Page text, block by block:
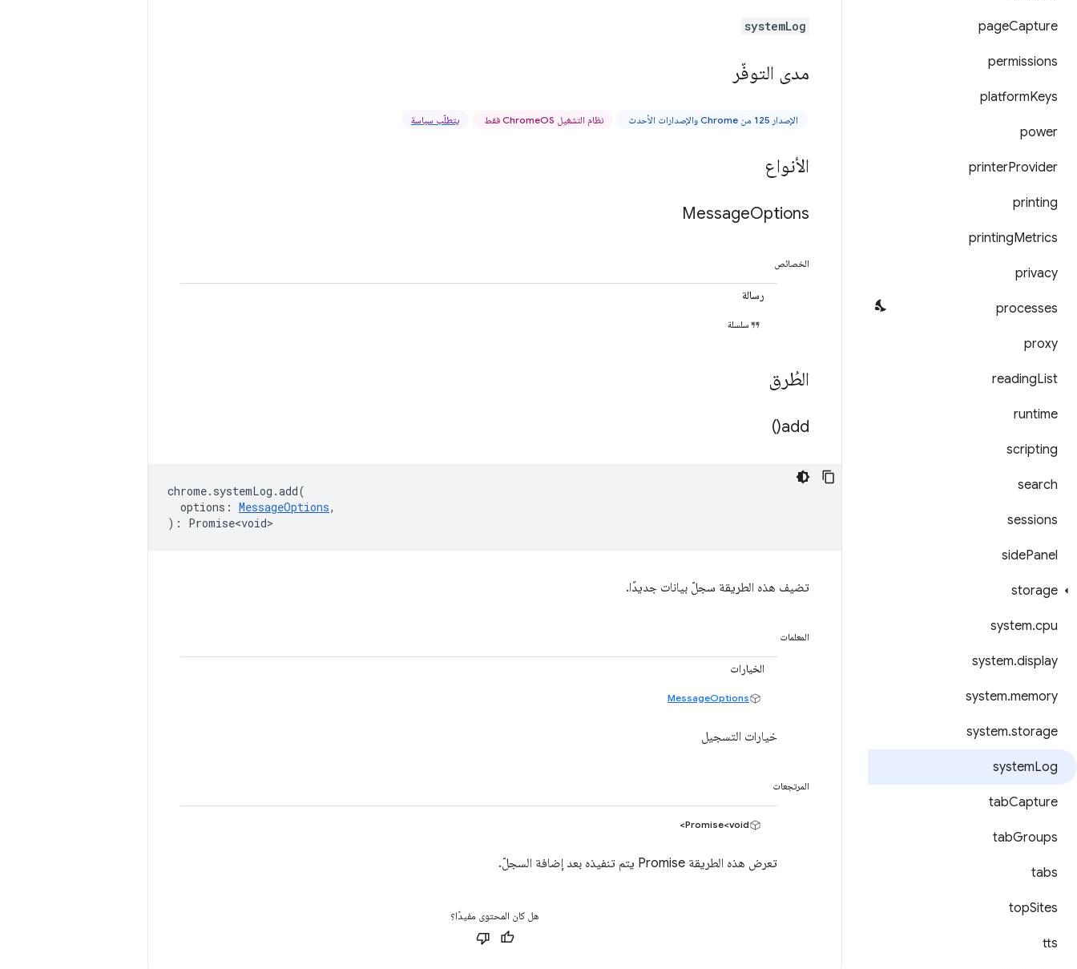
pageCapture
permissions
platformKeys
power
printerProvider
printing
printingMetrics
privacy
processes
proxy
readingList
runtime
scripting
search
sessions
sidePanel
storage
system.cpu
system.display
system.memory
system.storage
systemLog
tabCapture
tabGroups
tabs
topSites
tts
systemLog
مدى التوفّر
الإصدار 125 من Chrome والإصدارات الأحدث نظام التشغيل ChromeOS فقط يتطلّب سياسة
الأنواع
MessageOptions
الخصائص
رسالة
سلسلة
الطُرق
add(
)
chrome. systemLog .add(
options : MessageOptions,
) : Promise<void>
تضيف هذه الطريقة سجلّ بيانات جديدًا.
المعلمات
الخيارات
MessageOptions
خيارات التسجيل
المرتجعات
Promise<void>
تعرض هذه الطريقة Promise يتم تنفيذه بعد إضافة السجلّ.
هل كان المحتوى مفيدًا؟